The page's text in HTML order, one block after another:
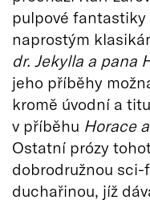
pulpové
naprostým
dr. Jekylla a pana
jeho příběhy
kromě úvodní a
v příběhu Horace
Ostatní prózy
dobrodružnou sci-
duchařinou, jíž